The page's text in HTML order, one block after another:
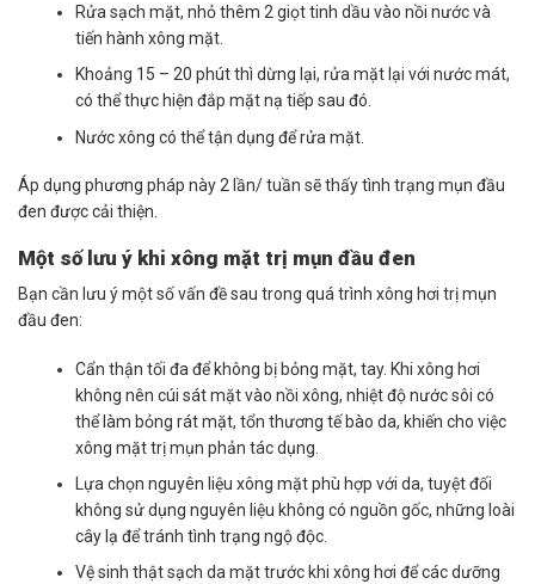
Rửa sạch mặt, nhỏ thêm 2 giọt tinh dầu vào nồi nước và
tiến hành xông mặt.
Khoảng 15 – 20 phút thì dừng lại, rửa mặt lại với nước mát,
có thể thực hiện đắp mặt nạ tiếp sau đó.
Nước xông có thể tận dụng để rửa mặt.
Áp dụng phương pháp này 2 lần/ tuần sẽ thấy tình trạng mụn đầu
đen được cải thiện.
Một số lưu ý khi xông mặt trị mụn đầu đen
Bạn cần lưu ý một số vấn đề sau trong quá trình xông hơi trị mụn
đầu đen:
Cẩn thận tối đa để không bị bỏng mặt, tay. Khi xông hơi
không nên cúi sát mặt vào nồi xông, nhiệt độ nước sôi có
thể làm bỏng rát mặt, tổn thương tế bào da, khiến cho việc
xông mặt trị mụn phản tác dụng.
Lựa chọn nguyên liệu xông mặt phù hợp với da, tuyệt đối
không sử dụng nguyên liệu không có nguồn gốc, những loài
cây lạ để tránh tình trạng ngộ độc.
Vệ sinh thật sạch da mặt trước khi xông hơi để các dưỡng